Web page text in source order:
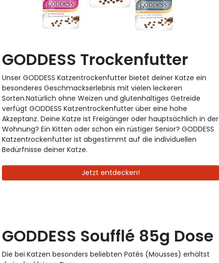
GODDESS Trockenfutter
Unser GODDESS Katzentrockenfutter bietet deiner Katze ein
besonderes Geschmackserlebnis mit vielen leckeren
Sorten.Natürlich ohne Weizen und glutenhaltiges Getreide
verfügt GODDESS Katzentrockenfutter über eine hohe
Akzeptanz. Deine Katze ist Freigänger oder hauptsächlich in der
Wohnung? Ein Kitten oder schon ein rüstiger Senior? GODDESS
Katzentrockenfutter ist abgestimmt auf die individuellen
Bedürfnisse deiner Katze.
Jetzt entdecken!
GODDESS Soufflé 85g Dose
Die bei Katzen besonders beliebten Patés (Mousses) erhältst